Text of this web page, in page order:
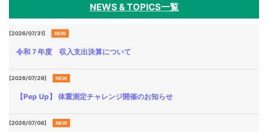
保健
事業
Checkup
各種
手続
き
Procedure
NEWS & TOPICS一覧
[2026/07/31] NEW
令和７年度 収入支出決算について
[2026/07/29] NEW
【Pep Up】 体重測定チャレンジ開催のお知らせ
[2026/07/08] NEW